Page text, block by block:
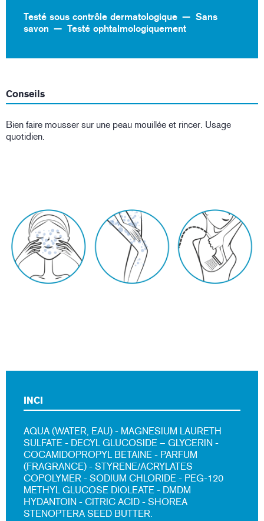
Testé sous contrôle dermatologique
Sans
savon
Testé ophtalmologiquement
Conseils
Bien faire mousser sur une peau mouillée et rincer. Usage
quotidien.
INCI
AQUA (WATER, EAU) - MAGNESIUM LAURETH
SULFATE - DECYL GLUCOSIDE – GLYCERIN -
COCAMIDOPROPYL BETAINE - PARFUM
(FRAGRANCE) - STYRENE/ACRYLATES
COPOLYMER - SODIUM CHLORIDE - PEG-120
METHYL GLUCOSE DIOLEATE - DMDM
HYDANTOIN - CITRIC ACID - SHOREA
STENOPTERA SEED BUTTER.